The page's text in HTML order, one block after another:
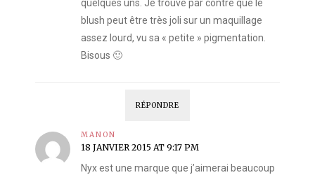
quelques uns. Je trouve par contre que le
blush peut être très joli sur un maquillage
assez lourd, vu sa « petite » pigmentation.
Bisous 🙂
RÉPONDRE
MANON
18 JANVIER 2015 AT 9:17 PM
Nyx est une marque que j’aimerai beaucoup